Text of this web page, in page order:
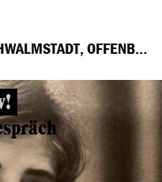
04.12.2025 – 17.12.2025, SCHWALMSTADT, OFFENBACH, MARBURG, FRANKFURT, GROSS-GERAU, HÖCHST